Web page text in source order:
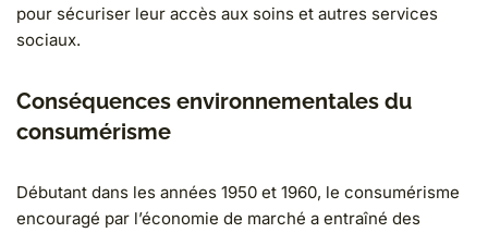
pour sécuriser leur accès aux soins et autres services
sociaux.
Conséquences environnementales du
consumérisme
Débutant dans les années 1950 et 1960, le consumérisme
encouragé par l’économie de marché a entraîné des